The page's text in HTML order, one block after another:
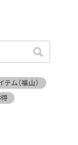
検索
ム（福山）